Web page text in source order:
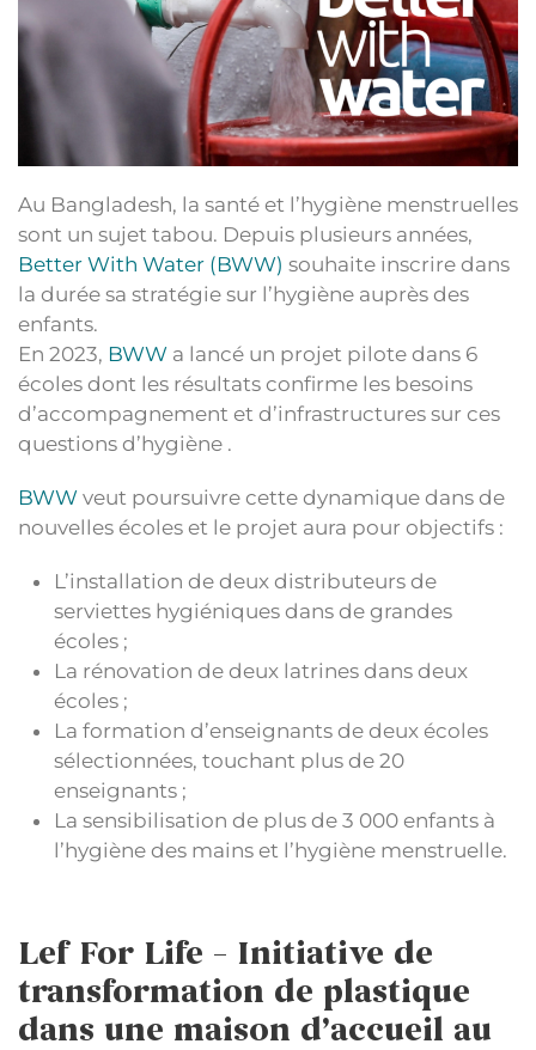
Au Bangladesh, la santé et l’hygiène menstruelles
sont un sujet tabou. Depuis plusieurs années,
Better With Water (BWW) souhaite inscrire dans
la durée sa stratégie sur l’hygiène auprès des
enfants.
En 2023, BWW a lancé un projet pilote dans 6
écoles dont les résultats confirme les besoins
d’accompagnement et d’infrastructures sur ces
questions d’hygiène .
BWW veut poursuivre cette dynamique dans de
nouvelles écoles et le projet aura pour objectifs :
L’installation de deux distributeurs de
serviettes hygiéniques dans de grandes
écoles ;
La rénovation de deux latrines dans deux
écoles ;
La formation d’enseignants de deux écoles
sélectionnées, touchant plus de 20
enseignants ;
La sensibilisation de plus de 3 000 enfants à
l’hygiène des mains et l’hygiène menstruelle.
Lef For Life – Initiative de
transformation de plastique
dans une maison d’accueil au